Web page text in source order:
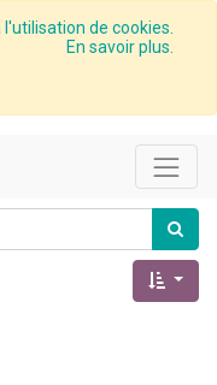
de cookies.
En savoir plus.